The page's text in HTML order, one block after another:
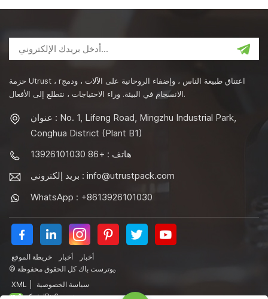
حزمة Utrust ، rاعتناق طبيعة الناس ، وإضفاء الروحانية على الآلات ، ودمج
الانسجام في البيئة. وراء الاحتياجات ، نتطلع إلى الأفعال.
عنوان : No. 1, Lifeng Road, Mingzhu Industrial Park,
Conghua District (Plant B1)
هاتف : +86 13926101030
بريد إلكتروني : info@utrustpack.com
WhatsApp : +8613926101030
خريطة الموقع أخبار
أخبار
© يوترست باك كل الحقوق محفوظة.
XML
سياسة الخصوصية
شبكة IPv6 مدعومة